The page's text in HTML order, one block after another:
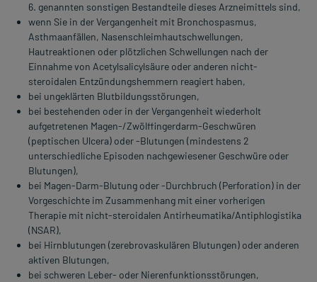
6. genannten sonstigen Bestandteile dieses Arzneimittels sind,
wenn Sie in der Vergangenheit mit Bronchospasmus,
Asthmaanfällen, Nasenschleimhautschwellungen,
Hautreaktionen oder plötzlichen Schwellungen nach der
Einnahme von Acetylsalicylsäure oder anderen nicht-
steroidalen Entzündungshemmern reagiert haben,
bei ungeklärten Blutbildungsstörungen,
bei bestehenden oder in der Vergangenheit wiederholt
aufgetretenen Magen-/Zwölffingerdarm-Geschwüren
(peptischen Ulcera) oder -Blutungen (mindestens 2
unterschiedliche Episoden nachgewiesener Geschwüre oder
Blutungen),
bei Magen-Darm-Blutung oder -Durchbruch (Perforation) in der
Vorgeschichte im Zusammenhang mit einer vorherigen
Therapie mit nicht-steroidalen Antirheumatika/Antiphlogistika
(NSAR),
bei Hirnblutungen (zerebrovaskulären Blutungen) oder anderen
aktiven Blutungen,
bei schweren Leber- oder Nierenfunktionsstörungen,